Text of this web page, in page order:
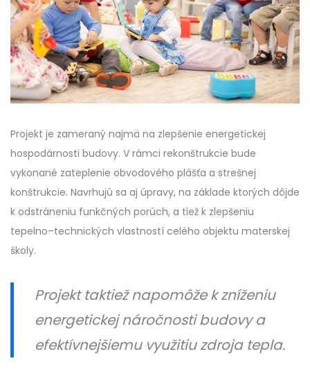
Projekt je zameraný najmä na zlepšenie energetickej
hospodárnosti budovy. V rámci rekonštrukcie bude
vykonané zateplenie obvodového plášťa a strešnej
konštrukcie. Navrhujú sa aj úpravy, na základe ktorých dôjde
k odstráneniu funkčných porúch, a tiež k zlepšeniu
tepelno–technických vlastností celého objektu materskej
školy.
Projekt taktiež napomôže k zníženiu
energetickej náročnosti budovy a
efektívnejšiemu využitiu zdroja tepla.